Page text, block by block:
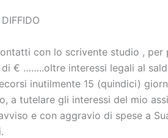
con lo scrivente studio , per
di € ……..oltre interessi legali al
inutilmente 15 (quindici)
a tutelare gli interessi del mio
e con aggravio di spese a